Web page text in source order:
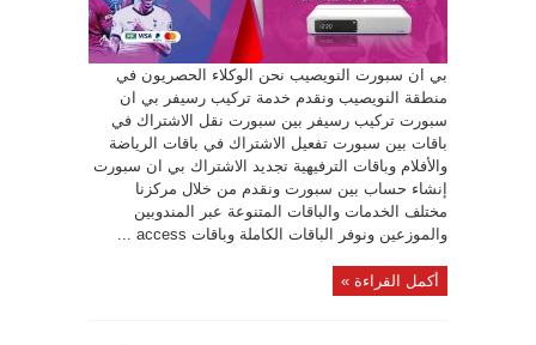
بي ان سبورت النويصيب نحن الوكلاء الحصريون في
منطقة النويصيب ونقدم خدمة تركيب رسيفر بي ان
سبورت تركيب رسيفر بين سبورت نقل الاشتراك في
باقات بين سبورت تفعيل الاشتراك في باقات الرياضة
والأفلام وباقات الترفيهية تجديد الاشتراك بي ان سبورت
إنشاء حساب بين سبورت ونقدم من خلال مركزنا
مختلف الخدمات والباقات المتنوعة عبر المندوبين
والموزعين ونوفر الباقات الكاملة وباقات access ...
أكمل القراءة »